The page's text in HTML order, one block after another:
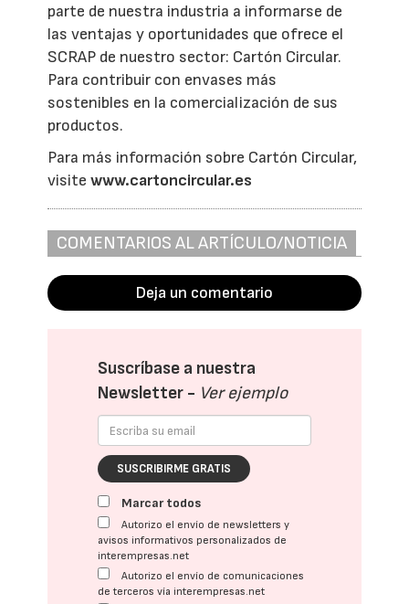
parte de nuestra industria a informarse de
las ventajas y oportunidades que ofrece el
SCRAP de nuestro sector: Cartón Circular.
Para contribuir con envases más
sostenibles en la comercialización de sus
productos.
Para más información sobre Cartón Circular,
visitewww.cartoncircular.es
COMENTARIOS AL ARTÍCULO/NOTICIA
Deja un comentario
Suscríbase a nuestra
Newsletter - Ver ejemplo
SUSCRIBIRME GRATIS
Marcar todos
Autorizo el envío de newsletters y
avisos informativos personalizados de
interempresas.net
Autorizo el envío de comunicaciones
de terceros vía interempresas.net